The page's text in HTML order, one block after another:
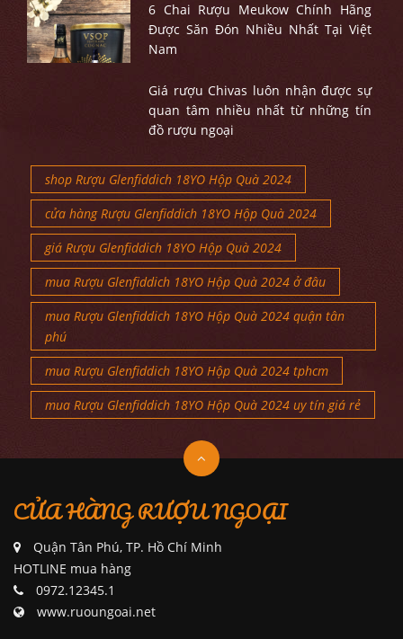
6 Chai Rượu Meukow Chính Hãng
Được Săn Đón Nhiều Nhất Tại Việt
Nam
Giá rượu Chivas luôn nhận được sự
quan tâm nhiều nhất từ những tín
đồ rượu ngoại
shop Rượu Glenfiddich 18YO Hộp Quà 2024
cửa hàng Rượu Glenfiddich 18YO Hộp Quà 2024
giá Rượu Glenfiddich 18YO Hộp Quà 2024
mua Rượu Glenfiddich 18YO Hộp Quà 2024 ở đâu
mua Rượu Glenfiddich 18YO Hộp Quà 2024 quận tân
phú
mua Rượu Glenfiddich 18YO Hộp Quà 2024 tphcm
mua Rượu Glenfiddich 18YO Hộp Quà 2024 uy tín giá rẻ
CỬA HÀNG RƯỢU NGOẠI
Quận Tân Phú, TP. Hồ Chí Minh
HOTLINE mua hàng
0972.12345.1
www.ruoungoai.net